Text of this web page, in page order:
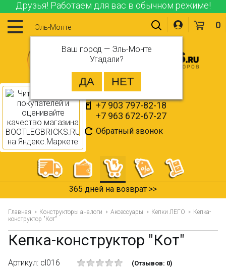
Друзья! Работаем для вас в обычном режиме!
Эль-Монте
Ваш город — Эль-Монте
Угадали?
+7 903 797-82-18
+7 963 672-67-27
Обратный звонок
0
365 дней на возврат >>
Главная Конструкторы аналоги Аксессуары Кепки ЛЕГО
Кепка-
конструктор "Кот"
Кепка-конструктор "Кот"
Артикул: cl016 (Отзывов: 0)